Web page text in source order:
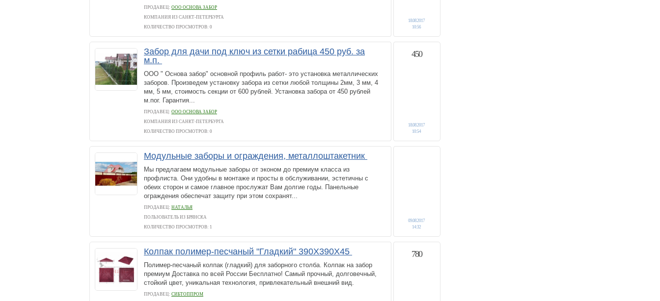
ПРОДАВЕЦ: ООО ОСНОВА ЗАБОР
КОМПАНИЯ ИЗ САНКТ-ПЕТЕРБУРГА
КОЛИЧЕСТВО ПРОСМОТРОВ: 0
18.08.2017
10:56
Забор для дачи под ключ из сетки рабица 450 руб. за
м.п.
ООО " Основа забор" основной профиль работ- это установка металлических
заборов. Произведем установку забора из сетки любой толщины 2мм, 3 мм, 4
мм, 5 мм, стоимость секции от 600 рублей. Установка забора от 450 рублей
м.пог. Гарантия...
ПРОДАВЕЦ: ООО ОСНОВА ЗАБОР
КОМПАНИЯ ИЗ САНКТ-ПЕТЕРБУРГА
КОЛИЧЕСТВО ПРОСМОТРОВ: 0
450
18.08.2017
10:54
Модульные заборы и ограждения, металлоштакетник
Мы предлагаем модульные заборы от эконом до премиум класса из
профлиста. Они удобны в монтаже и просты в обслуживании, эстетичны с
обеих сторон и самое главное прослужат Вам долгие годы. Панельные
ограждения обеспечат защиту при этом сохранят...
ПРОДАВЕЦ: НАТАЛЬЯ
ПОЛЬЗОВАТЕЛЬ ИЗ БРЯНСКА
КОЛИЧЕСТВО ПРОСМОТРОВ: 1
09.08.2017
14:32
Колпак полимер-песчаный "Гладкий" 390Х390Х45
Полимер-песчаный колпак (гладкий) для заборного столба. Колпак на забор
премиум Доставка по всей России Бесплатно! Самый прочный, долговечный,
стойкий цвет, уникальная технология, привлекательный внешний вид.
ПРОДАВЕЦ: СИБТОППРОМ
780